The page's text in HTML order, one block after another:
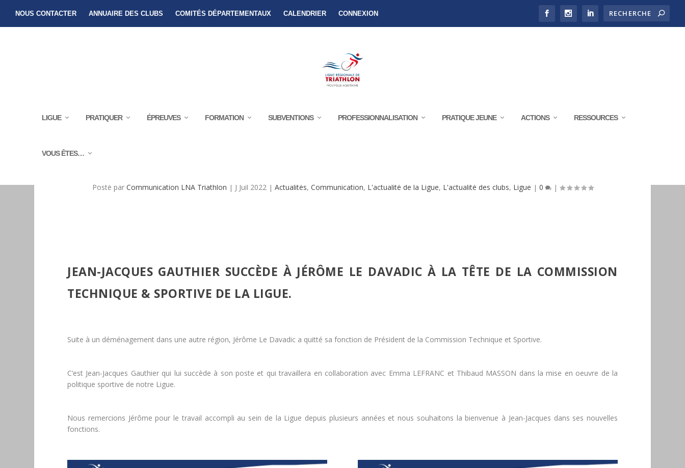
NOUS CONTACTER ANNUAIRE DES CLUBS COMITÉS DÉPARTEMENTAUX CALENDRIER CONNEXION
LIGUE PRATIQUER ÉPREUVES FORMATION SUBVENTIONS PROFESSIONNALISATION PRATIQUE JEUNE ACTIONS RESSOURCES
VOUS ÊTES…
Posté par Communication LNA Triathlon | J Juil 2022| Actualités, Communication, L'actualité de la Ligue, L'actualité des clubs, Ligue | 0 |
JEAN-JACQUES GAUTHIER SUCCÈDE À JÉRÔME LE DAVADIC À LA TÊTE DE LA COMMISSION
TECHNIQUE & SPORTIVE DE LA LIGUE.
Suite à un déménagement dans une autre région, Jérôme Le Davadic a quitté sa fonction de Président de la Commission Technique et Sportive.
C’est Jean-Jacques Gauthier qui lui succède à son poste et qui travaillera en collaboration avec Emma LEFRANC et Thibaud MASSON dans la mise en oeuvre de la
politique sportive de notre Ligue.
Nous remercions Jérôme pour le travail accompli au sein de la Ligue depuis plusieurs années et nous souhaitons la bienvenue à Jean-Jacques dans ses nouvelles
fonctions.